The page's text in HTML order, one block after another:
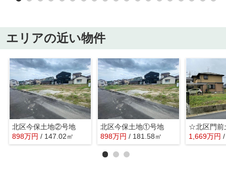
エリアの近い物件
北区今保土地②号地
898万円 / 147.02㎡
北区今保土地①号地
898万円 / 181.58㎡ 1,669万円